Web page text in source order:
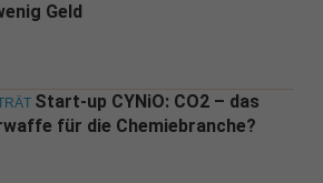
Geld
Start-up CYNiO: CO2 – das
für die Chemiebranche?